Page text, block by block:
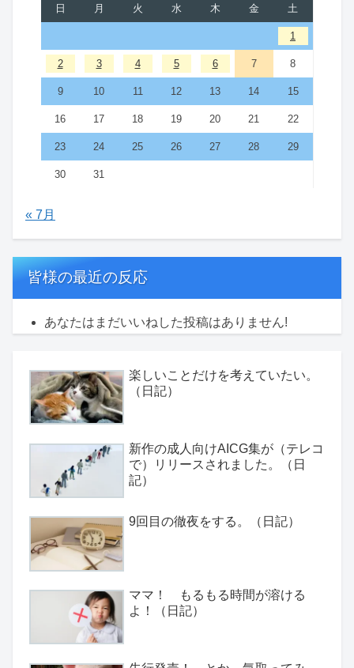
日 月 火 水 木 金 土
1
2 3 4 5 6 7 8
9 10 11 12 13 14 15
16 17 18 19 20 21 22
23 24 25 26 27 28 29
30 31
« 7月
皆様の最近の反応
あなたはまだいいねした投稿はありません!
楽しいことだけを考えていたい。
（日記）
新作の成人向けAICG集が（テレコ
で）リリースされました。（日
記）
9回目の徹夜をする。（日記）
ママ！ もるもる時間が溶ける
よ！（日記）